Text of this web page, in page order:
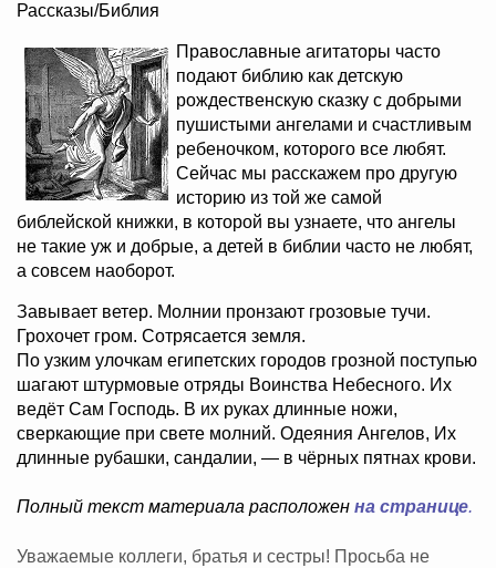
Рассказы/Библия
Православные агитаторы часто
подают библию как детскую
рождественскую сказку с добрыми
пушистыми ангелами и счастливым
ребеночком, которого все любят.
Сейчас мы расскажем про другую
историю из той же самой
библейской книжки, в которой вы узнаете, что ангелы
не такие уж и добрые, а детей в библии часто не любят,
а совсем наоборот.
Завывает ветер. Молнии пронзают грозовые тучи.
Грохочет гром. Сотрясается земля.
По узким улочкам египетских городов грозной поступью
шагают штурмовые отряды Воинства Небесного. Их
ведёт Сам Господь. В их руках длинные ножи,
сверкающие при свете молний. Одеяния Ангелов, Их
длинные рубашки, сандалии, — в чёрных пятнах крови.
Полный текст материала расположен на странице.
Уважаемые коллеги, братья и сестры! Просьба не